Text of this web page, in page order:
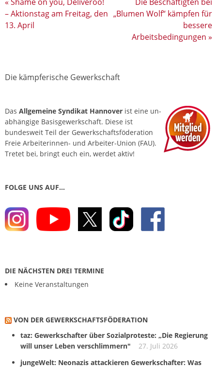
– Aktionstag am Freitag, den
13. April
„Blumen Wolf“ kämpfen für
bessere
Arbeitsbedingungen »
Die kämpferische Gewerkschaft
Das Allgemeine Syndikat Hannover ist eine un­
abhängige Basis­gewerkschaft. Diese ist
bundesweit Teil der Gewerkschafts­föderation
Freie Arbeiterinnen- und Arbeiter-Union (FAU).
Tretet bei, bringt euch ein, werdet aktiv!
FOLGE UNS AUF…
DIE NÄCHSTEN DREI TERMINE
Keine Veranstaltungen
VON DER GEWERKSCHAFTS­FÖDERATION
taz: Gewerkschafter über Sozialproteste: „Die Regierung
will unser Leben verschlimmern"
27. Juli 2026
jungeWelt: Neonazis attackieren Gewerkschafter: Was